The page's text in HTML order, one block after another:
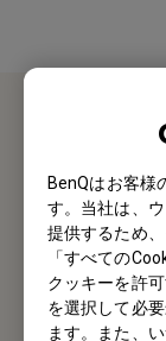
BenQはお客様
す。当社は、
提供するため
「すべての
クッキーを許
を選択して必
ます。また、
私たち